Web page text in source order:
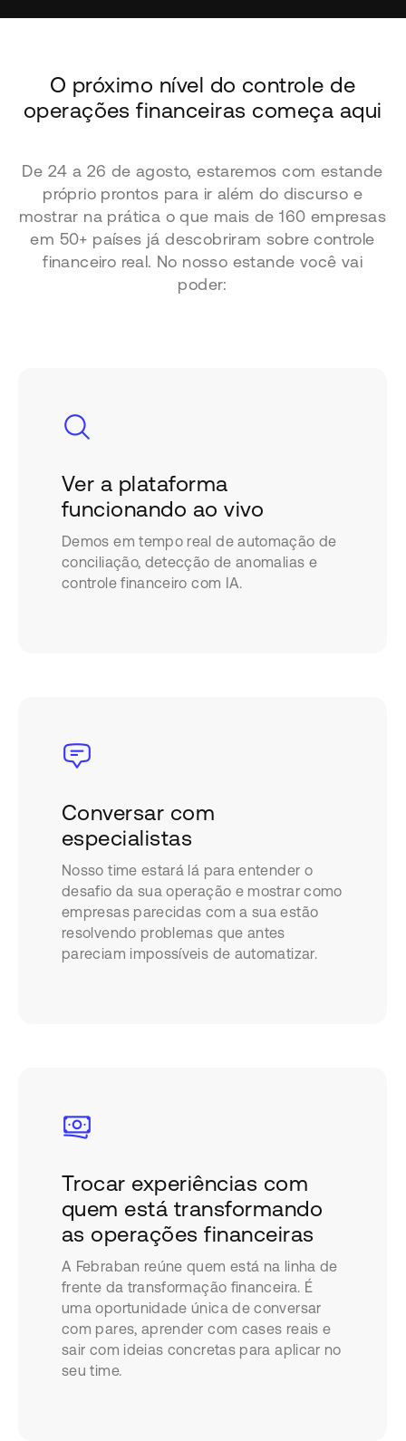
O próximo nível do controle de
operações financeiras começa aqui
De 24 a 26 de agosto, estaremos com estande
próprio prontos para ir além do discurso e
mostrar na prática o que mais de 160 empresas
em 50+ países já descobriram sobre controle
financeiro real. No nosso estande você vai
poder:
Ver a plataforma
funcionando ao vivo
Demos em tempo real de automação de
conciliação, detecção de anomalias e
controle financeiro com IA.
Conversar com
especialistas
Nosso time estará lá para entender o
desafio da sua operação e mostrar como
empresas parecidas com a sua estão
resolvendo problemas que antes
pareciam impossíveis de automatizar.
Trocar experiências com
quem está transformando
as operações financeiras
A Febraban reúne quem está na linha de
frente da transformação financeira. É
uma oportunidade única de conversar
com pares, aprender com cases reais e
sair com ideias concretas para aplicar no
seu time.